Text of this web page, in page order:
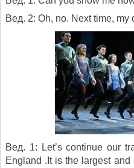
Вед. 2: Oh, no. Next time, my
Вед. 1: Let’s continue our
England .It is the largest